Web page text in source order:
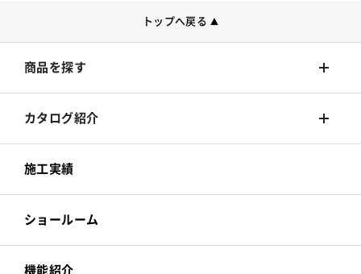
トップへ戻る ▲
商品を探す
壁装材
カーテン
床材
カーペット
カタログ紹介
壁装材
カーテン
床材
施工実績
ショールーム
機能紹介